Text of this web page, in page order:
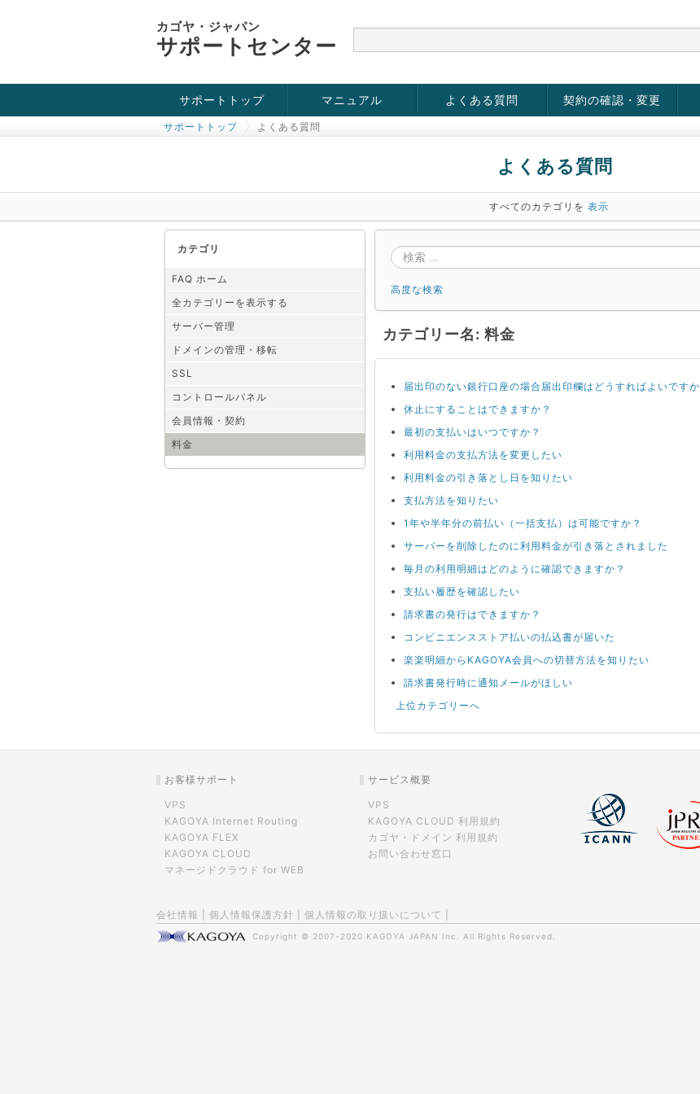
カゴヤ・ジャパン
サポートセンター
サポートトップ
お役立ち情報
チュートリアル
障害・メンテナンス情報
マニュアル よくある質問 契約の確認・変更
サポートトップ よくある質問
よくある質問
すべてのカテゴリを 表示
カテゴリ
FAQ ホーム
全カテゴリーを表示する
サーバー管理
ドメインの管理・移転
SSL
コントロールパネル
会員情報・契約
料金
高度な検索
カテゴリー名: 料金
届出印のない銀行口座の場合届出印欄はどうすればよいですか
休止にすることはできますか？
最初の支払いはいつですか？
利用料金の支払方法を変更したい
利用料金の引き落とし日を知りたい
支払方法を知りたい
1年や半年分の前払い（一括支払）は可能ですか？
サーバーを削除したのに利用料金が引き落とされました
毎月の利用明細はどのように確認できますか？
支払い履歴を確認したい
請求書の発行はできますか？
コンビニエンスストア払いの払込書が届いた
楽楽明細からKAGOYA会員への切替方法を知りたい
請求書発行時に通知メールがほしい
上位カテゴリーへ
お客様サポート
VPS
KAGOYA Internet Routing
KAGOYA FLEX
KAGOYA CLOUD
マネージドクラウド for WEB
サービス概要
VPS
KAGOYA CLOUD 利用規約
カゴヤ・ドメイン 利用規約
お問い合わせ窓口
会社情報 個人情報保護方針 個人情報の取り扱いについて
Copyright © 2007-2020 KAGOYA JAPAN Inc. All Rights Reserved.